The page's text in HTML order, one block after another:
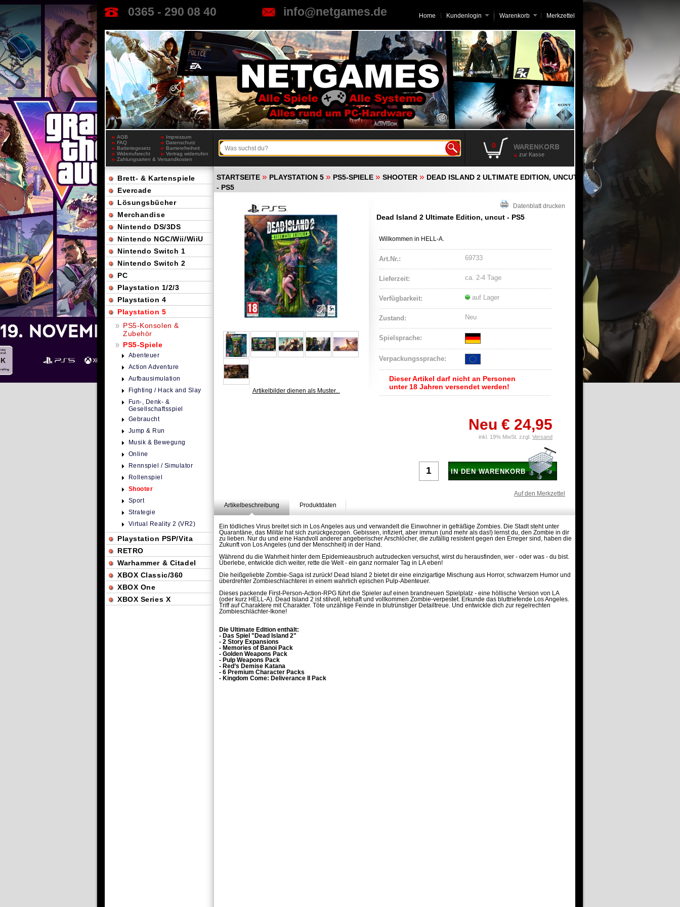
0365 - 290 08 40 info@netgames.de Home Kundenlogin Merkzettel
Warenkorb
AGB
Impressum
FAQ
Datenschutz
Batteriegesetz
Barrierefreiheit
Widerrufsrecht
Vertrag widerrufen
Zahlungsarten & Versandkosten
0
zur Kasse
STARTSEITE » PLAYSTATION 5 » PS5-SPIELE » SHOOTER » DEAD ISLAND 2 ULTIMATE EDITION, UNCUT
- PS5
Artikelbilder dienen als Muster...
Datenblatt drucken
Dead Island 2 Ultimate Edition, uncut - PS5
Willkommen in HELL-A.
Art.Nr.: 69733
Lieferzeit: ca. 2-4 Tage
Verfügbarkeit: auf Lager
Zustand: Neu
Spielsprache:
Verpackungssprache:
Dieser Artikel darf nicht an Personen
unter 18 Jahren versendet werden!
Neu € 24,95
inkl. 19% MwSt. zzgl. Versand
IN DEN WARENKORB
Auf den Merkzettel
Artikelbeschreibung
Produktdaten
Ein tödliches Virus breitet sich in Los Angeles aus und verwandelt die Einwohner in gefräßige Zombies. Die Stadt steht unter
Quarantäne, das Militär hat sich zurückgezogen. Gebissen, infiziert, aber immun (und mehr als das!) lernst du, den Zombie in dir
zu lieben. Nur du und eine Handvoll anderer angeberischer Arschlöcher, die zufällig resistent gegen den Erreger sind, haben die
Zukunft von Los Angeles (und der Menschheit) in der Hand.
Während du die Wahrheit hinter dem Epidemieausbruch aufzudecken versuchst, wirst du herausfinden, wer - oder was - du bist.
Überlebe, entwickle dich weiter, rette die Welt - ein ganz normaler Tag in LA eben!
Die heißgeliebte Zombie-Saga ist zurück! Dead Island 2 bietet dir eine einzigartige Mischung aus Horror, schwarzem Humor und
überdrehter Zombieschlachterei in einem wahrlich epischen Pulp-Abenteuer.
Dieses packende First-Person-Action-RPG führt die Spieler auf einen brandneuen Spielplatz - eine höllische Version von LA
(oder kurz HELL-A). Dead Island 2 ist stilvoll, lebhaft und vollkommen Zombie-verpestet. Erkunde das bluttriefende Los Angeles.
Triff auf Charaktere mit Charakter. Töte unzählige Feinde in blutrünstiger Detailtreue. Und entwickle dich zur regelrechten
Zombieschlächter-Ikone!
Die Ultimate Edition enthält:
- Das Spiel "Dead Island 2"
- 2 Story Expansions
- Memories of Banoi Pack
- Golden Weapons Pack
- Pulp Weapons Pack
- Red’s Demise Katana
- 6 Premium Character Packs
- Kingdom Come: Deliverance II Pack
Brett- & Kartenspiele
Evercade
Lösungsbücher
Merchandise
Nintendo DS/3DS
Nintendo NGC/Wii/WiiU
Nintendo Switch 1
Nintendo Switch 2
PC
Playstation 1/2/3
Playstation 4
Playstation 5
PS5-Konsolen &
Zubehör
PS5-Spiele
Abenteuer
Action Adventure
Aufbausimulation
Fighting / Hack and Slay
Fun-, Denk- &
Gesellschaftsspiel
Gebraucht
Jump & Run
Musik & Bewegung
Online
Rennspiel / Simulator
Rollenspiel
Shooter
Sport
Strategie
Virtual Reality 2 (VR2)
Playstation PSP/Vita
RETRO
Warhammer & Citadel
XBOX Classic/360
XBOX One
XBOX Series X